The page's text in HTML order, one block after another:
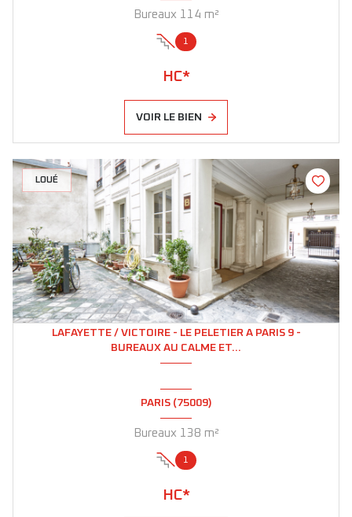
Bureaux 114 m²
1
HC*
VOIR LE BIEN
LOUÉ
LAFAYETTE / VICTOIRE - LE PELETIER A PARIS 9 -
BUREAUX AU CALME ET...
PARIS (75009)
Bureaux 138 m²
1
HC*